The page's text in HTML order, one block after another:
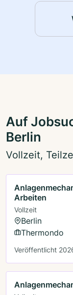
Auf
Berlin
Vollzeit,
Arbeiten
Vollzeit
Berlin
Thermondo
Veröffentlicht